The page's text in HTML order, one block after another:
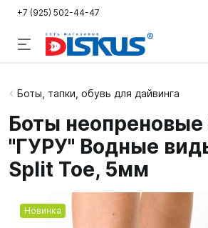
+7 (925) 502-44-47
Подводная
Дайвинг
Снорклинг /
Боты, тапки, обувь для дайвинга
Боты неопреновые
"ГУРУ" Водные
Split Toe, 5мм
Новинка